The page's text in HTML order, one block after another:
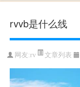
rvvb是什么线
网友:rv 文章列表